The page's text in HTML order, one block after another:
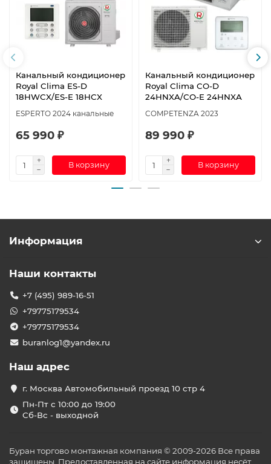
Канальный кондиционер
Royal Clima ES-D
18HWCX/ES-E 18HCX
ESPERTO 2024 канальные
65 990 ₽
В корзину
Канальный кондиционер
Royal Clima CO-D
24HNXA/CO-E 24HNXA
COMPETENZA 2023
89 990 ₽
В корзину
Информация
Наши контакты
+7 (495) 989-16-51
+79775179534
+79775179534
buranlog1@yandex.ru
Наш адрес
г. Москва Автомобильный проезд 10 стр 4
Пн-Пт с 10:00 до 19:00
Сб-Вс - выходной
Буран торгово монтажная компания © 2009-2026 Все права
защищены. Предоставленная на сайте информация несёт